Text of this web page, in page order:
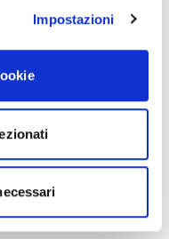
Impostazioni